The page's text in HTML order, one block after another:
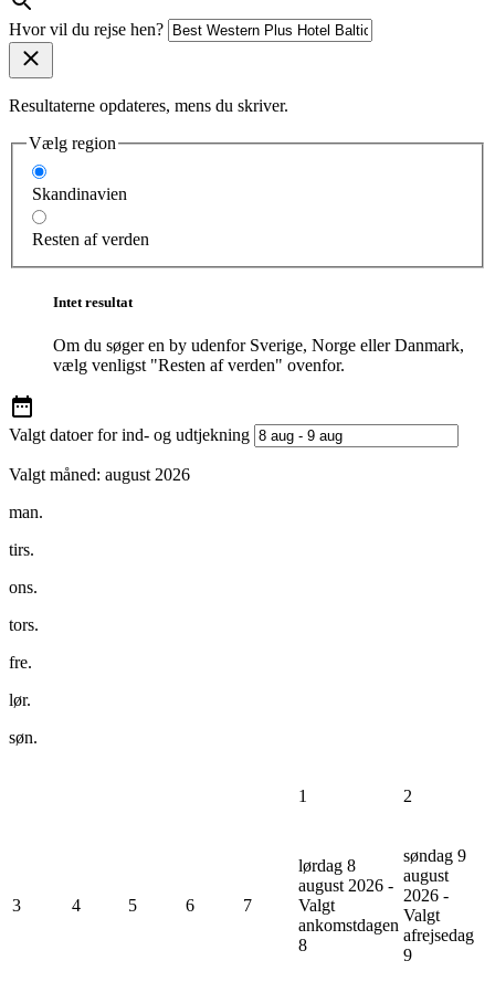
Hvor vil du rejse hen?
Resultaterne opdateres, mens du skriver.
Vælg region
Skandinavien
Resten af verden
Intet resultat
Om du søger en by udenfor Sverige, Norge eller Danmark,
vælg venligst "Resten af verden" ovenfor.
Valgt datoer for ind- og udtjekning
Valgt måned: august 2026
man.
tirs.
ons.
tors.
fre.
lør.
søn.
1 2
3 4 5 6 7
lørdag 8
august 2026 -
Valgt
ankomstdagen
8
søndag 9
august
2026 -
Valgt
afrejsedag
9